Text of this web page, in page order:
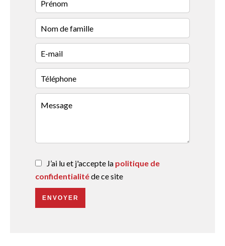
J’ai lu et j'accepte la politique de
confidentialitéde ce site
ENVOYER